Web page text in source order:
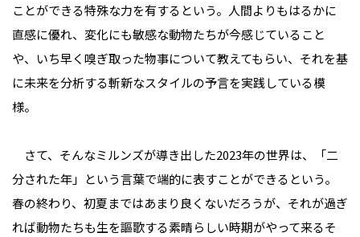
ことができる特殊な力を有するという。人間よりもはるかに
直感に優れ、変化にも敏感な動物たちが今感じていること
や、いち早く嗅ぎ取った物事について教えてもらい、それを基
に未来を分析する――斬新なスタイルの予言を実践している模
様。
さて、そんなミルンズが導き出した2023年の世界は、「二
分された年」という言葉で端的に表すことができるという。
春の終わり、初夏まではあまり良くないだろうが、それが過ぎ
れば動物たちも生を謳歌する素晴らしい時期がやって来るそ